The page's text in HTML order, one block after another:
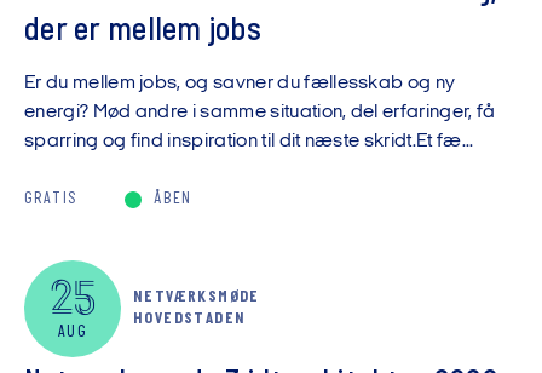
der er mellem jobs
Er du mellem jobs, og savner du fællesskab og ny
energi? Mød andre i samme situation, del erfaringer, få
sparring og find inspiration til dit næste skridt.Et fæ...
GRATIS ÅBEN
25
AUG
NETVÆRKSMØDE
HOVEDSTADEN